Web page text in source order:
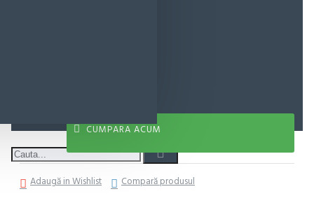
CUMPARA ACUM
Adaugă in Wishlist Compară produsul